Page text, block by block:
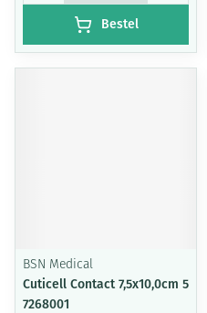
Bestel
BSN Medical
Cuticell Contact 7,5x10,0cm 5
7268001